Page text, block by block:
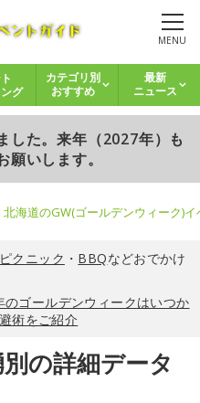
MENU
グ
カテゴリ別
おすすめ
最新
ニュース
した。来年（2027年）も
願いします。
北海道のGW(ゴールデンウィーク)
ピクニック ・ BBQなどおでかけ
のゴールデンウィークはいつか
術をご紹介
の詳細データ